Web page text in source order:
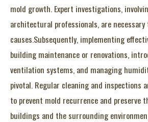
mold growth. Expert investigations,
architectural professionals, are
causes.Subsequently, implementing
building maintenance or renovations,
ventilation systems, and managing
pivotal. Regular cleaning and inspections
to prevent mold recurrence and preserve
buildings and the surrounding